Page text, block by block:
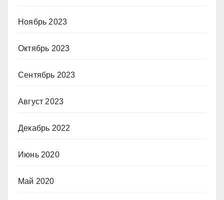
Ноябрь 2023
Октябрь 2023
Сентябрь 2023
Август 2023
Декабрь 2022
Июнь 2020
Май 2020